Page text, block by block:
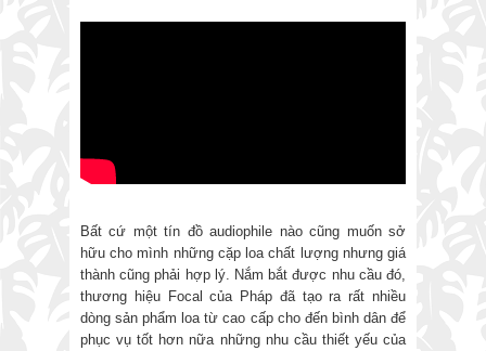
Bất cứ một tín đồ audiophile nào cũng muốn sở
hữu cho mình những cặp loa chất lượng nhưng giá
thành cũng phải hợp lý. Nắm bắt được nhu cầu đó,
thương hiệu Focal của Pháp đã tạo ra rất nhiều
dòng sản phẩm loa từ cao cấp cho đến bình dân để
phục vụ tốt hơn nữa những nhu cầu thiết yếu của